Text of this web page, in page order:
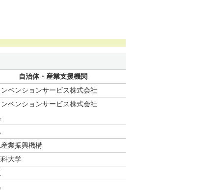
自治体・産業支援機関
ンベンションサービス株式会社
ンベンションサービス株式会社
業振興機構
大学